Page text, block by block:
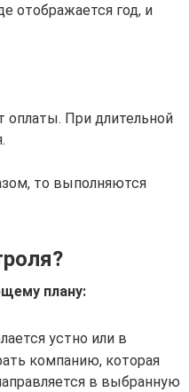
отображается год, и
оплаты. При длительной
то выполняются
плану:
устно или в
компанию, которая
в выбранную